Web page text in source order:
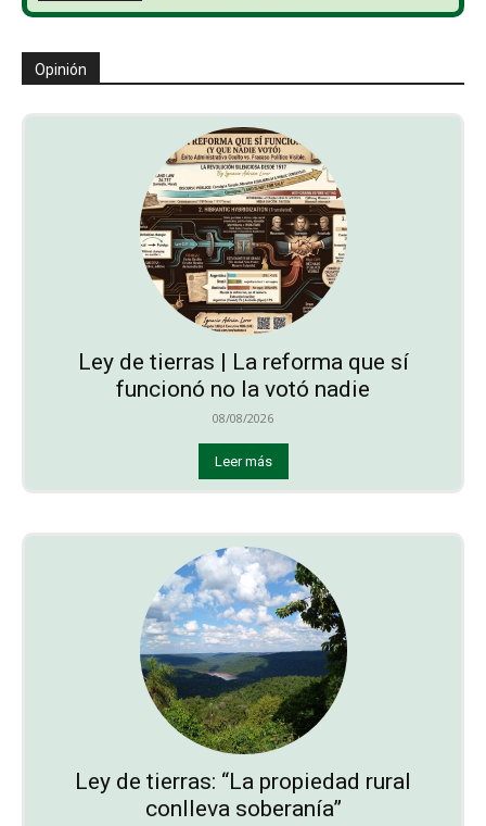
Opinión
Ley de tierras | La reforma que sí
funcionó no la votó nadie
08/08/2026
Leer más
Ley de tierras: “La propiedad rural
conlleva soberanía”